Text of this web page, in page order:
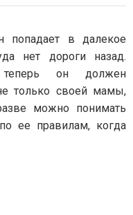
в далекое
нет дороги назад.
он должен
только своей мамы,
можно понимать
ее правилам, когда